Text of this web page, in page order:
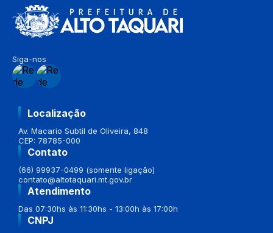
Siga-nos
Localização
Av. Macario Subtil de Oliveira, 848
CEP: 78785-000
Contato
(66) 99937-0499 (somente ligação)
contato@altotaquari.mt.gov.br
Atendimento
Das 07:30hs às 11:30hs - 13:00h às 17:00h
CNPJ